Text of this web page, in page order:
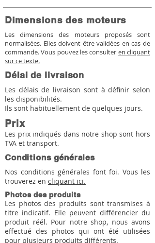
Dimensions des moteurs
Les dimensions des moteurs proposés sont
normalisées. Elles doivent être validées en cas de
commande. Vous pouvez les consulter en cliquant
sur ce texte.
Délai de livraison
Les délais de livraison sont à définir selon
les disponibilités.
Ils sont habituellement de quelques jours.
Prix
Les prix indiqués dans notre shop sont hors
TVA et transport.
Conditions générales
Nos conditions générales font foi. Vous les
trouverez en cliquant ici.
Photos des produits
Les photos des produits sont transmises à
titre indicatif. Elle peuvent différencier du
produit réél. Pour notre shop, nous avons
effectué des photos qui ont été utilisées
pour plusieurs produits différents.